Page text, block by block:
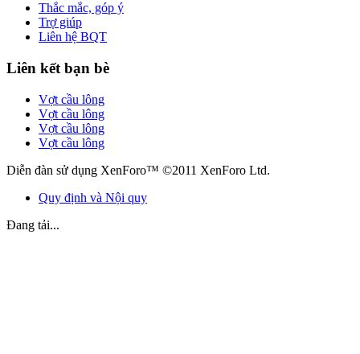
Thắc mắc, góp ý
Trợ giúp
Liên hệ BQT
Liên kết bạn bè
Vợt cầu lông
Vợt cầu lông
Vợt cầu lông
Vợt cầu lông
Diễn đàn sử dụng XenForo™ ©2011 XenForo Ltd.
Quy định và Nội quy
Đang tải...